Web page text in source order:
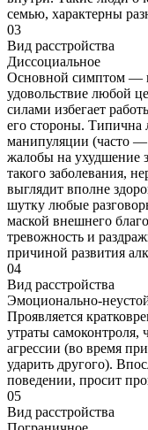
семью, характерны
03
Вид расстройства
Диссоциальноe
Основной симптом —
удовольствие любой
силами избегает
его стороны. Типична
манипуляции (часто —
жалобы на ухудшение
такого заболевания,
выглядит вполне
шутку любые
маской внешнего
тревожность и
причиной развития
04
Вид расстройства
Эмоционально-
Проявляется
утраты самоконтроля,
агрессии (во время
ударить другого).
поведении, просит
05
Вид расстройства